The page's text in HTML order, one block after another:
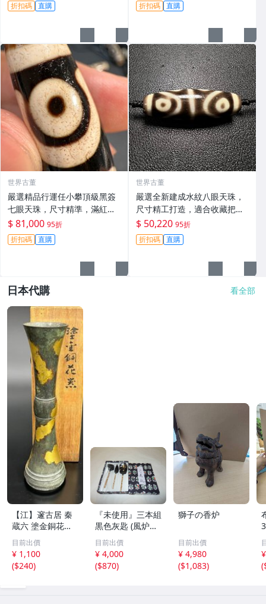
折扣碼 直購
折扣碼 直購
世界古董
嚴選精品行運任小攀頂級黑簽
七眼天珠，尺寸精準，滿紅砂
獨特圖騰裝飾，全品無瑕。最
珍貴的收藏佳品。 七眼天珠 紙
牌 串珠
$ 81,000 95折
折扣碼 直購
世界古董
嚴選全新建成水紋八眼天珠，
尺寸精工打造，適合收藏把玩
mm 全新天珠 收藏 把玩
$ 50,220 95折
折扣碼 直購
日本代購 看全部
【江】邃古居 秦
蔵六 塗金銅花器
直径約9cm×高さ
30cm 在銘 共箱
古美術品(華道具
花生花瓶花生飾
目前出價
¥ 1,100
($240)
『未使用』三本組
黒色灰匙 (風炉用)
化粧箱
目前出價
¥ 4,000
($870)
獅子の香炉
目前出價
¥ 4,980
($1,083)
(